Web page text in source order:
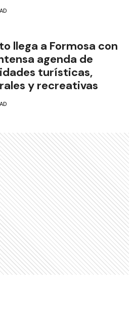
llega a Formosa con
agenda de
turísticas,
y recreativas